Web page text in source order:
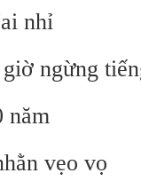
nhỉ
ngừng
năm
vẹo vọ